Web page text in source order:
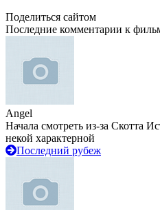
Поделиться сайтом
Последние комментарии к
Angel
Начала смотреть из-за Скотта
некой характерной
Последний рубеж